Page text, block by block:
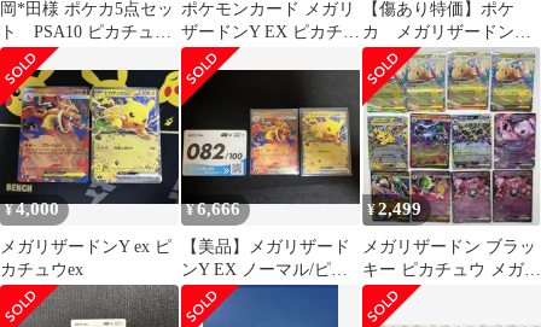
岡*田様 ポケカ5点セッ
ト PSA10 ピカチュ
ウ プロモ
ポケモンカード メガリ
ザードンY EX ピカチュ
ウEX
【傷あり特価】ポケ
カ メガリザードンEX
ピカチュウ ライチュウ
3枚セット
¥4,000
メガリザードンY ex ピ
カチュウex
¥6,666
【美品】メガリザード
ンY EX ノーマル/ピカ
チュウEX
¥2,499
メガリザードン ブラッ
キー ピカチュウ メガエ
ルレイドプロモ RR ま
とめ売り